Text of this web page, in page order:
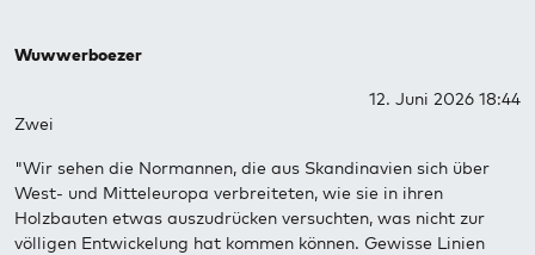
Wuwwerboezer
12. Juni 2026 18:44
Zwei
"Wir sehen die Normannen, die aus Skandinavien sich über
West- und Mitteleuropa verbreiteten, wie sie in ihren
Holzbauten etwas auszudrücken versuchten, was nicht zur
völligen Entwickelung hat kommen können. Gewisse Linien